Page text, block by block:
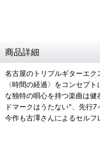
商品詳細
名古屋のトリプルギターエ
〈時間の経過〉をコンセプ
な独特の唄心を持つ楽曲は
ドマークはうたない"、先行
今作も古澤さんによるセルフ